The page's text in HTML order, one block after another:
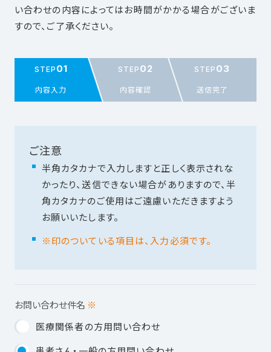
い合わせの内容によってはお時間がかかる場合がございま
すので、ご了承ください。
STEP 01
内容入力
STEP 02
内容確認
STEP 03
送信完了
ご注意
半角カタカナで入力しますと正しく表示されな
かったり、送信できない場合がありますので、半
角カタカナのご使用はご遠慮いただきますよう
お願いいたします。
※印のついている項目は、入力必須です。
お問い合わせ件名 ※
医療関係者の方用問い合わせ